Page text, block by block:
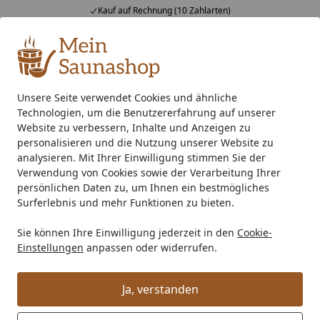
Unsere Seite verwendet Cookies und ähnliche
Technologien, um die Benutzererfahrung auf unserer
Website zu verbessern, Inhalte und Anzeigen zu
personalisieren und die Nutzung unserer Website zu
analysieren. Mit Ihrer Einwilligung stimmen Sie der
Verwendung von Cookies sowie der Verarbeitung Ihrer
persönlichen Daten zu, um Ihnen ein bestmögliches
Surferlebnis und mehr Funktionen zu bieten.
Sie können Ihre Einwilligung jederzeit in den Cookie-
Einstellungen anpassen oder widerrufen.
Ja, verstanden
Kauf auf Rechnung (10 Zahlarten)
Alle Produkte
Mein Konto
Suchen
Startseite
Dachrinne Typ 250 /200 cm weiß
Dachrinne Typ 250 /200 cm weiß